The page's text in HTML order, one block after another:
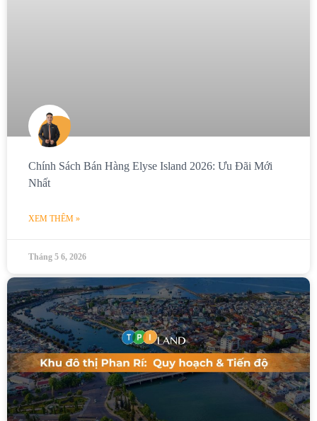
Chính Sách Bán Hàng Elyse Island 2026: Ưu Đãi Mới
Nhất
XEM THÊM »
Tháng 5 6, 2026